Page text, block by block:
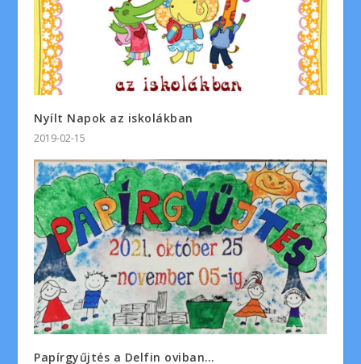
Nyílt Napok az iskolákban
2019-02-15
Papírgyűjtés a Delfin oviban…